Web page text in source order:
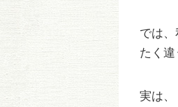
では
たく違
実は、